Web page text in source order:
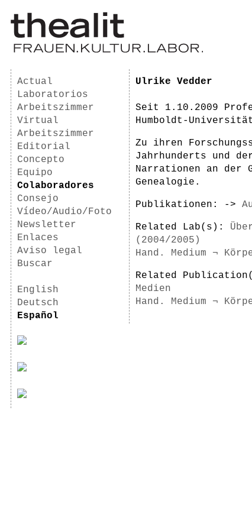
Actual
Laboratorios
Arbeitszimmer
Virtual
Arbeitszimmer
Editorial
Concepto
Equipo
Colaboradores
Consejo
Vídeo/Audio/Foto
Newsletter
Enlaces
Aviso legal
Buscar
English
Deutsch
Español
Ulrike Vedder
Seit 1.10.2009
Humboldt-
Zu ihren
Jahrhunderts und
Narrationen an der
Genealogie.
Publikationen: ->
Related Lab(s):
(2004/2005)
Hand. Medium ¬
Related
Medien
Hand. Medium ¬